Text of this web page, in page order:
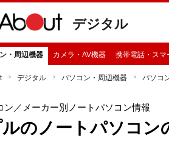
デジタル
・周辺機器 カメラ・AV機器 携帯電話・スマ
デジタル パソコン・周辺機器 パソコ
ン ／メーカー別ノートパソコン情報
のノートパソコン